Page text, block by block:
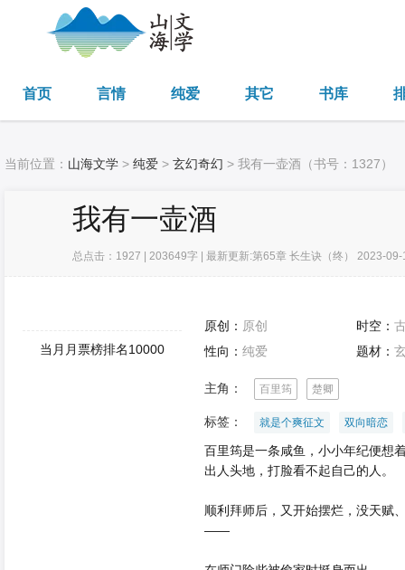
首页 言情 纯爱 其它 书库
当前位置： 山海文学 > 纯爱 > 玄幻奇幻 > 我有一壶酒（书号：1327）
我有一壶酒
总点击：1927 | 203649字 | 最新更新:第65章 长生诀（终） 2023-09-
原创： 原创 时空：
性向： 纯爱 题材：
主角： 百里筠 楚卿
标签： 就是个爽征文 双向暗恋
百里筠是一条咸鱼，小小年纪便想
出人头地，打脸看不起自己的人。
顺利拜师后，又开始摆烂，没天赋
——